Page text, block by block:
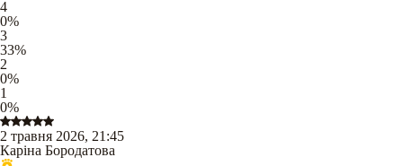
4
0%
3
33%
2
0%
1
0%
2 травня 2026, 21:45
Каріна Бородатова